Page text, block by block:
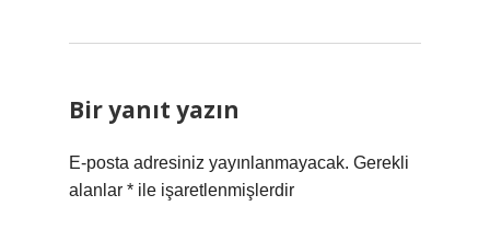
Bir yanıt yazın
E-posta adresiniz yayınlanmayacak. Gerekli
alanlar * ile işaretlenmişlerdir